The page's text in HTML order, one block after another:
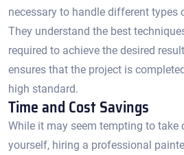
necessary to handle different types
They understand the best
required to achieve the desired
ensures that the project is
high standard.​
Time and Cost Savings
While it may seem tempting to take
yourself, hiring a professional